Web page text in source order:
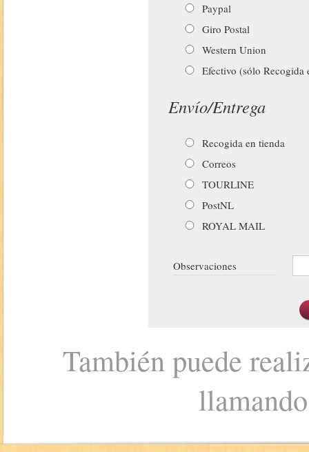
Paypal
Giro Postal
Western Union
Efectivo (sólo Recogida
Envío/Entrega
Recogida en tienda
Correos
TOURLINE
PostNL
ROYAL MAIL
Observaciones
También puede